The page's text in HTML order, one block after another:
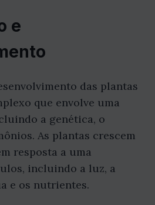
e
das plantas
que envolve uma
a genética, o
As plantas crescem
resposta a uma
incluindo a luz, a
e os nutrientes.